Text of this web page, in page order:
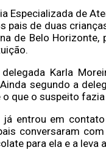
Especializada de
pais de duas
de Belo
Karla
segundo a
o que o suspeito
já entrou em
conversaram
para ela e a